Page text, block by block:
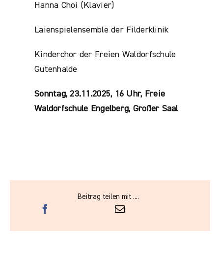
Hanna Choi (Klavier)
Laienspielensemble der Filderklinik
Kinderchor der Freien Waldorfschule
Gutenhalde
Sonntag, 23.11.2025, 16 Uhr, Freie
Waldorfschule Engelberg, Großer Saal
Beitrag teilen mit ....